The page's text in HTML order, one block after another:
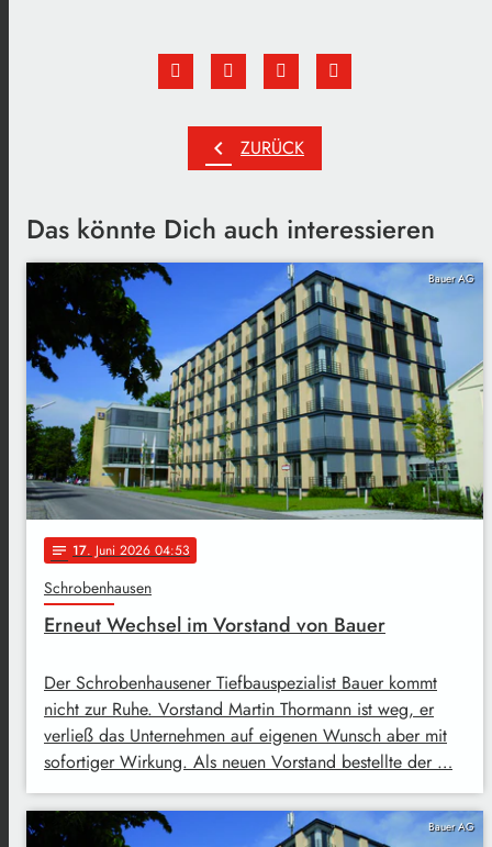
chevron_left ZURÜCK
Das könnte Dich auch interessieren
Bauer AG
notes 17. Juni 2026 04:53
Schrobenhausen
Erneut Wechsel im Vorstand von Bauer
Der Schrobenhausener Tiefbauspezialist Bauer kommt
nicht zur Ruhe. Vorstand Martin Thormann ist weg, er
verließ das Unternehmen auf eigenen Wunsch aber mit
sofortiger Wirkung. Als neuen Vorstand bestellte der …
Bauer AG